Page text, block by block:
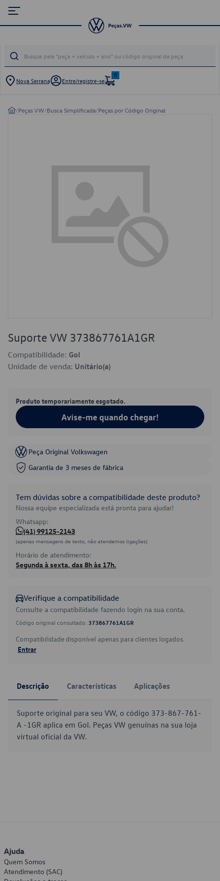
Nova Serrana Entre/registre-se
0
/Peças VW/Busca Simplificada/Peças por Código Original
Suporte VW 373867761A1GR
Compatibilidade: Gol
Unidade de venda: Unitário(a)
Produto temporariamente esgotado.
Avise-me quando chegar!
Peça Original Volkswagen
Garantia de 3 meses de fábrica
Tem dúvidas sobre a compatibilidade deste produto?
Nossa equipe especializada está pronta para ajudar!
Whatsapp:
(41) 99125-2143
(apenas mensagens de texto, não atendemos ligações)
Horário de atendimento:
Segunda à sexta, das 8h às 17h.
Verifique a compatibilidade
Consulte a compatibilidade fazendo login na sua conta.
Código original consultado: 373867761A1GR
Compatibilidade disponível apenas para clientes logados.
Entrar
Descrição Características Aplicações
Suporte original para seu VW, o código 373-867-761-
A -1GR aplica em Gol. Peças VW genuínas na sua loja
virtual oficial da VW.
Ajuda
Quem Somos
Atendimento (SAC)